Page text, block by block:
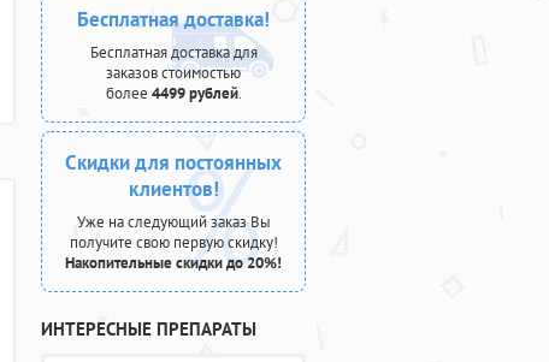
Бесплатная доставка!
Бесплатная доставка для
заказов стоимостью
более 4499 рублей.
Скидки для постоянных
клиентов!
Уже на следующий заказ Вы
получите свою первую скидку!
Накопительные скидки до 20%!
ИНТЕРЕСНЫЕ ПРЕПАРАТЫ